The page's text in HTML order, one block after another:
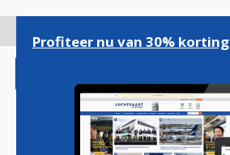
gaan
Profiteer nu van 30% korting